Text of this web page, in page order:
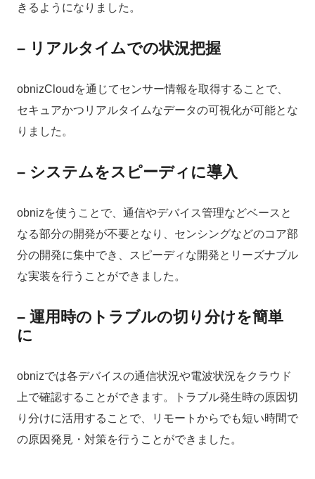
きるようになりました。
– リアルタイムでの状況把握
obnizCloudを通じてセンサー情報を取得することで、
セキュアかつリアルタイムなデータの可視化が可能とな
りました。
– システムをスピーディに導入
obnizを使うことで、通信やデバイス管理などベースと
なる部分の開発が不要となり、センシングなどのコア部
分の開発に集中でき、スピーディな開発とリーズナブル
な実装を行うことができました。
– 運用時のトラブルの切り分けを簡単
に
obnizでは各デバイスの通信状況や電波状況をクラウド
上で確認することができます。トラブル発生時の原因切
り分けに活用することで、リモートからでも短い時間で
の原因発見・対策を行うことができました。